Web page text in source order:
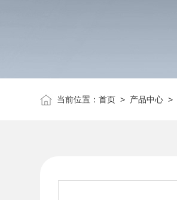
当前位置：首页 > 产品中心